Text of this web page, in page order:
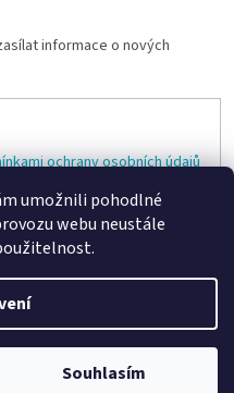
umožnili pohodlné
webu neustále
Souhlasím
informace o nových
ochrany osobních údajů
Shoptet
. Všechna práva vyhrazena.